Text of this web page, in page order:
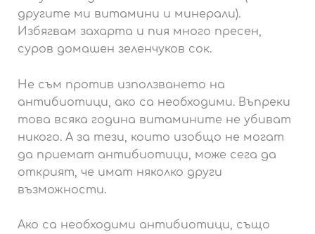
другите ми витамини и минерали).
Избягвам захарта и пия много пресен,
суров домашен зеленчуков сок.
Не съм против използването на
антибиотици, ако са необходими. Въпреки
това всяка година витамините не убиват
никого. А за тези, които изобщо не могат
да приемат антибиотици, може сега да
открият, че имат няколко други
възможности.
Ако са необходими антибиотици, също